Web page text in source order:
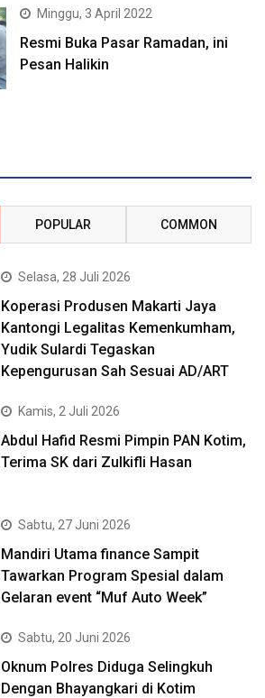
Minggu, 3 April 2022
Resmi Buka Pasar Ramadan, ini
Pesan Halikin
POPULAR COMMON
Selasa, 28 Juli 2026
Koperasi Produsen Makarti Jaya
Kantongi Legalitas Kemenkumham,
Yudik Sulardi Tegaskan
Kepengurusan Sah Sesuai AD/ART
Kamis, 2 Juli 2026
Abdul Hafid Resmi Pimpin PAN Kotim,
Terima SK dari Zulkifli Hasan
Sabtu, 27 Juni 2026
Mandiri Utama finance Sampit
Tawarkan Program Spesial dalam
Gelaran event “Muf Auto Week”
Sabtu, 20 Juni 2026
Oknum Polres Diduga Selingkuh
Dengan Bhayangkari di Kotim